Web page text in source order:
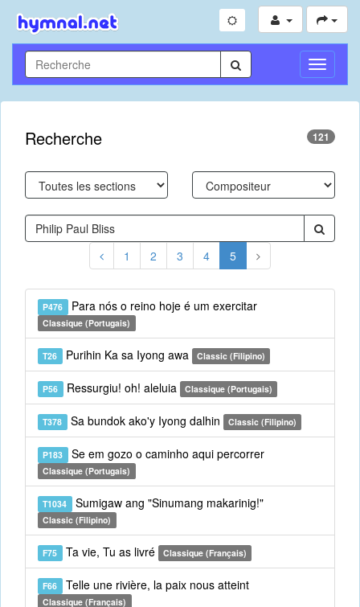
Toggle
Recherche 121
1 2 3 4 5
P476 Para nós o reino hoje é um exercitar
Classique (Portugais)
T26 Purihin Ka sa Iyong awa Classic (Filipino)
P56 Ressurgiu! oh! aleluia Classique (Portugais)
T378 Sa bundok ako'y Iyong dalhin Classic (Filipino)
P183 Se em gozo o caminho aqui percorrer
Classique (Portugais)
T1034 Sumigaw ang "Sinumang makarinig!"
Classic (Filipino)
F75 Ta vie, Tu as livré Classique (Français)
F66 Telle une rivière, la paix nous atteint
Classique (Français)